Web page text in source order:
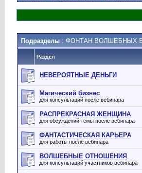
Подразделы : ФОНТАН ВОЛШЕБНЫХ
Раздел
НЕВЕРОЯТНЫЕ ДЕНЬГИ
Магический бизнес
для консультаций после вебинара
РАСПРЕКРАСНАЯ ЖЕНЩИНА
для обсуждений темы после вебинара
ФАНТАСТИЧЕСКАЯ КАРЬЕРА
для работы после вебинара
ВОЛШЕБНЫЕ ОТНОШЕНИЯ
для консультаций участников вебинара